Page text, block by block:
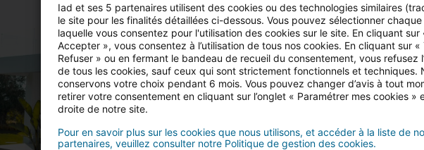
iad offers more
to
Iad et ses 5 partenaires utilisent des cookies ou des technologies similaires
le site pour les finalités détaillées ci-dessous. Vous pouvez sélectionner
laquelle vous consentez pour l'utilisation des cookies sur le site. En cliquant sur
Accepter », vous consentez à l’utilisation de tous nos cookies. En cliquant sur «
Refuser » ou en fermant le bandeau de recueil du consentement, vous refusez
de tous les cookies, sauf ceux qui sont strictement fonctionnels et techniques.
conservons votre choix pendant 6 mois. Vous pouvez changer d’avis à tout
retirer votre consentement en cliquant sur l’onglet « Paramétrer mes cookies »
droite de notre site.
Pour en savoir plus sur les cookies que nous utilisons, et accéder à la liste de
partenaires, veuillez consulter notre Politique de gestion des cookies.